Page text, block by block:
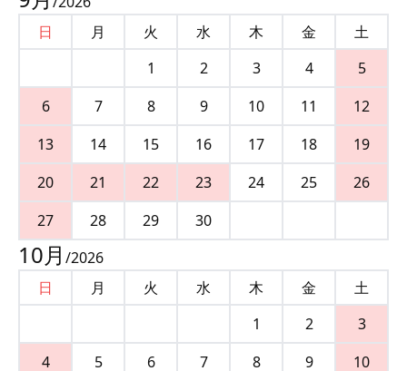
日
月 火 水 木 金
土
1
2 3 4
5
6
7 8 9 10 11
12
13
14 15 16 17 18
19
20
21 22 23 24 25
26
27
28 29 30
10月 /2026
日
月 火 水 木 金
土
1
2
3
4
5 6 7 8 9
10